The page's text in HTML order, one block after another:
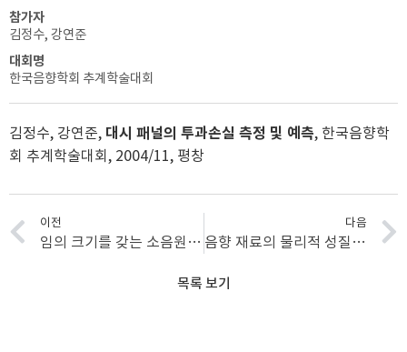
참가자
김정수, 강연준
대회명
한국음향학회 추계학술대회
김정수, 강연준, 대시 패널의 투과손실 측정 및 예측, 한국음향학
회 추계학술대회, 2004/11, 평창
이전
임의 크기를 갖는 소음원 위치 추정
다음
음향 재료의 물리적 성질 추정
목록 보기